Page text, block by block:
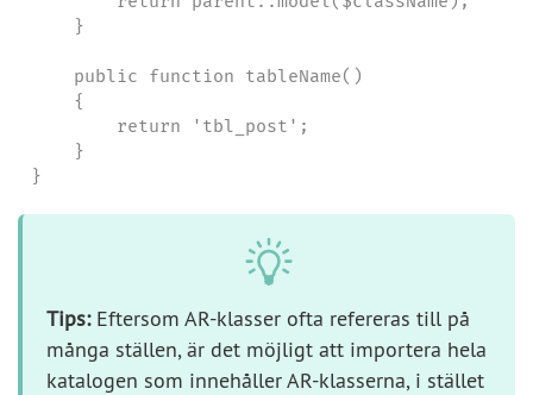
    }
    public function tableName()
    {
        return 'tbl_post';
    }
}
Tips:Eftersom AR-klasser ofta refereras till på
många ställen, är det möjligt att importera hela
katalogen som innehåller AR-klasserna, i stället